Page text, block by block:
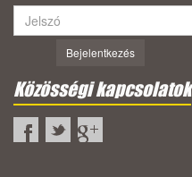
Bejelentkezés
Közösségi kapcsolatok